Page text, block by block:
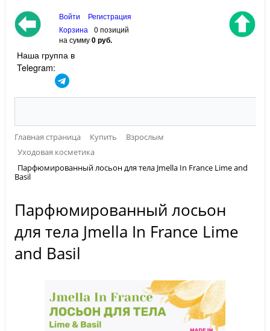
Войти
Регистрация
Корзина
0 позиций
на сумму0 руб.
Наша группа в
Telegram:
Главная страница Купить
Взрослым
Уходовая косметика
Парфюмированный лосьон для тела Jmella In France Lime and
Basil
Парфюмированный лосьон
для тела Jmella In France Lime
and Basil